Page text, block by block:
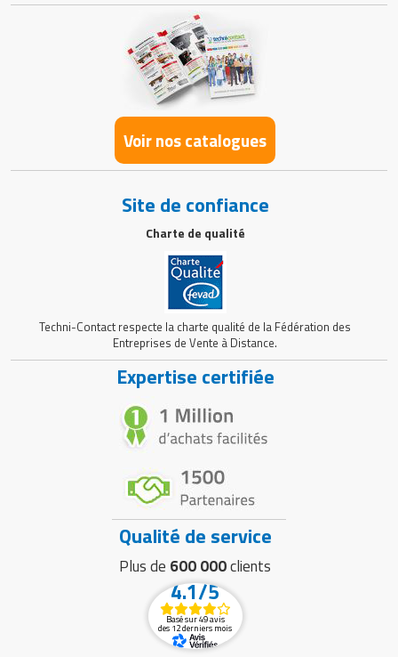
Voir nos catalogues
Site de confiance
Charte de qualité
Techni-Contact respecte la charte qualité de la Fédération des
Entreprises de Vente à Distance.
Expertise certifiée
Qualité de service
Plus de 600 000clients
4.1/5
Basé sur 49 avis
des 12 derniers mois